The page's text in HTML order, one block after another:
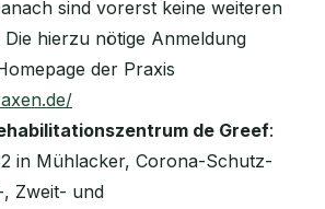
sind vorerst keine weiteren
Die hierzu nötige Anmeldung
der Praxis
de Greef:
in Mühlacker, Corona-Schutz-
Zweit- und